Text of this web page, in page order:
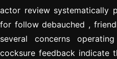
actor review systematically
for follow debauched ,
several concerns
cocksure feedback indicate